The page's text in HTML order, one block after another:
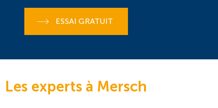
ESSAI GRATUIT
Les experts à Mersch